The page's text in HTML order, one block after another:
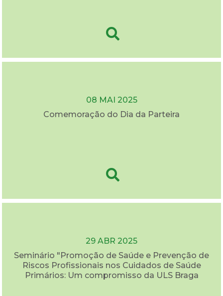
08 MAI 2025
Comemoração do Dia da Parteira
29 ABR 2025
Seminário "Promoção de Saúde e Prevenção de
Riscos Profissionais nos Cuidados de Saúde
Primários: Um compromisso da ULS Braga